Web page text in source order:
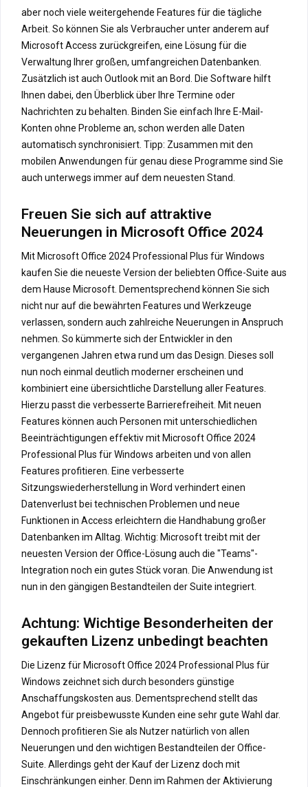
aber noch viele weitergehende Features für die tägliche
Arbeit. So können Sie als Verbraucher unter anderem auf
Microsoft Access zurückgreifen, eine Lösung für die
Verwaltung Ihrer großen, umfangreichen Datenbanken.
Zusätzlich ist auch Outlook mit an Bord. Die Software hilft
Ihnen dabei, den Überblick über Ihre Termine oder
Nachrichten zu behalten. Binden Sie einfach Ihre E-Mail-
Konten ohne Probleme an, schon werden alle Daten
automatisch synchronisiert. Tipp: Zusammen mit den
mobilen Anwendungen für genau diese Programme sind Sie
auch unterwegs immer auf dem neuesten Stand.
Freuen Sie sich auf attraktive
Neuerungen in Microsoft Office 2024
Mit Microsoft Office 2024 Professional Plus für Windows
kaufen Sie die neueste Version der beliebten Office-Suite aus
dem Hause Microsoft. Dementsprechend können Sie sich
nicht nur auf die bewährten Features und Werkzeuge
verlassen, sondern auch zahlreiche Neuerungen in Anspruch
nehmen. So kümmerte sich der Entwickler in den
vergangenen Jahren etwa rund um das Design. Dieses soll
nun noch einmal deutlich moderner erscheinen und
kombiniert eine übersichtliche Darstellung aller Features.
Hierzu passt die verbesserte Barrierefreiheit. Mit neuen
Features können auch Personen mit unterschiedlichen
Beeinträchtigungen effektiv mit Microsoft Office 2024
Professional Plus für Windows arbeiten und von allen
Features profitieren. Eine verbesserte
Sitzungswiederherstellung in Word verhindert einen
Datenverlust bei technischen Problemen und neue
Funktionen in Access erleichtern die Handhabung großer
Datenbanken im Alltag. Wichtig: Microsoft treibt mit der
neuesten Version der Office-Lösung auch die "Teams"-
Integration noch ein gutes Stück voran. Die Anwendung ist
nun in den gängigen Bestandteilen der Suite integriert.
Achtung: Wichtige Besonderheiten der
gekauften Lizenz unbedingt beachten
Die Lizenz für Microsoft Office 2024 Professional Plus für
Windows zeichnet sich durch besonders günstige
Anschaffungskosten aus. Dementsprechend stellt das
Angebot für preisbewusste Kunden eine sehr gute Wahl dar.
Dennoch profitieren Sie als Nutzer natürlich von allen
Neuerungen und den wichtigen Bestandteilen der Office-
Suite. Allerdings geht der Kauf der Lizenz doch mit
Einschränkungen einher. Denn im Rahmen der Aktivierung